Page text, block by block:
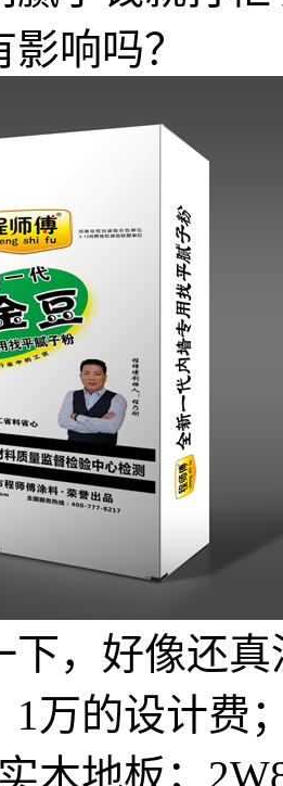
响吗？
下，好像还
1万的设计费
木地板；